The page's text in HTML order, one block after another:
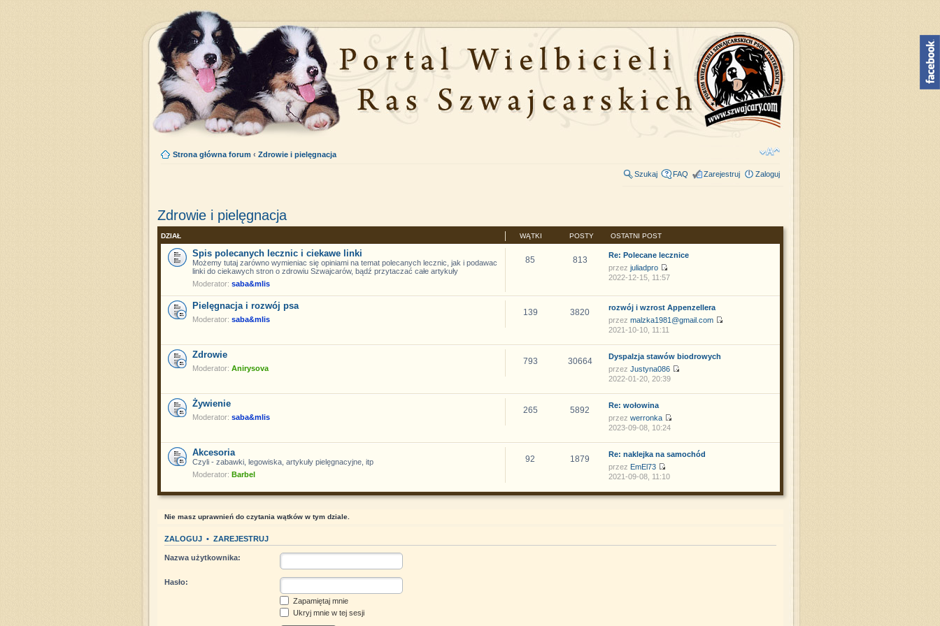
Strona główna forum ‹ Zdrowie i pielęgnacja
Szukaj FAQ Zarejestruj Zaloguj
Zdrowie i pielęgnacja
DZIAŁ WĄTKI POSTY OSTATNI POST
Spis polecanych lecznic i ciekawe linki
Możemy tutaj zarówno wymieniac się opiniami na temat polecanych lecznic, jak i podawac
linki do ciekawych stron o zdrowiu Szwajcarów, bądź przytaczać całe artykuły
Moderator: saba&mlis
85 813
Re: Polecane lecznice
przez juliadpro
2022-12-15, 11:57
Pielęgnacja i rozwój psa
Moderator: saba&mlis
139 3820
rozwój i wzrost Appenzellera
przez malzka1981@gmail.com
2021-10-10, 11:11
Zdrowie
Moderator: Anirysova
793 30664
Dyspalzja stawów biodrowych
przez Justyna086
2022-01-20, 20:39
Żywienie
Moderator: saba&mlis
265 5892
Re: wołowina
przez werronka
2023-09-08, 10:24
Akcesoria
Czyli - zabawki, legowiska, artykuły pielęgnacyjne, itp
Moderator: Barbel
92 1879
Re: naklejka na samochód
przez EmEl73
2021-09-08, 11:10
Nie masz uprawnień do czytania wątków w tym dziale.
ZALOGUJ• ZAREJESTRUJ
Nazwa użytkownika:
Hasło:
Zapamiętaj mnie
Ukryj mnie w tej sesji